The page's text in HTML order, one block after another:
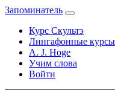
Запоминатель
Курс Скультэ
Лингафонные курсы
A. J. Hoge
Учим слова
Войти